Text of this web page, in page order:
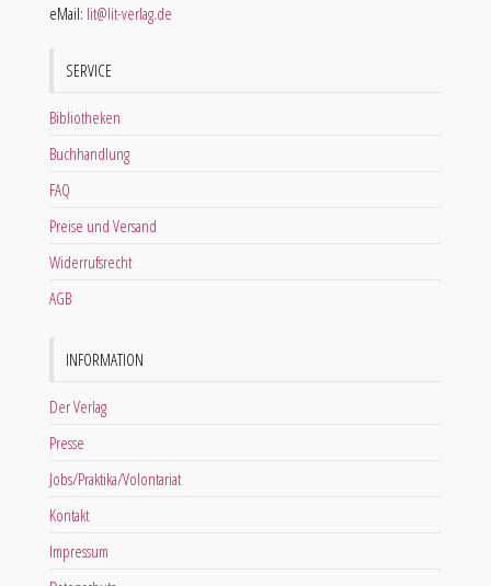
eMail: lit@lit-verlag.de
SERVICE
Bibliotheken
Buchhandlung
FAQ
Preise und Versand
Widerrufsrecht
AGB
INFORMATION
Der Verlag
Presse
Jobs/Praktika/Volontariat
Kontakt
Impressum